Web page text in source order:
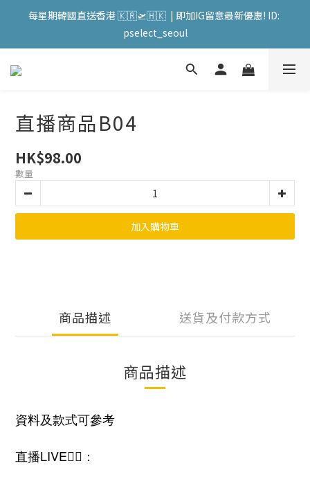
會員購物滿HKD599寄送 順豐站 / 順便智能櫃 免運費! (果汁/韓國
被/直播商品除外) | FACEBOOK: PATC遊走泡菜國
每星期韓國直送香港 🇰🇷🛫🇭🇰  | 即加IG留意最新優惠! ID:
pselect_seoul
會員購物滿HKD599寄送 順豐站 / 順便智能櫃 免運費! (果汁/韓國
直播商品B04
HK$98.00
數量
加入購物車
商品描述 送貨及付款方式
商品描述
資料及款式可參考
直播LIVE❤️‍🔥：